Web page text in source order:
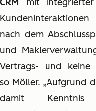
CRM mit
nach dem
und
Vertrags- und keine
so Möller. „Aufgrund
damit